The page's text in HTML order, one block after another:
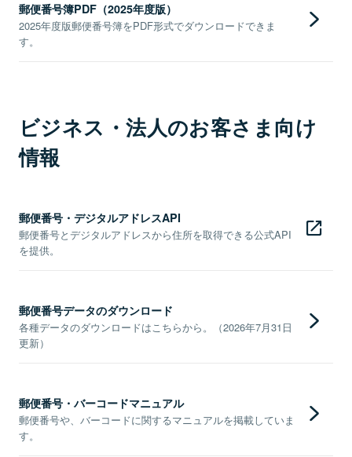
郵便番号簿PDF（2025年度版）
2025年度版郵便番号簿をPDF形式でダウンロードできま
す。
ビジネス・法人のお客さま向け
情報
郵便番号・デジタルアドレスAPI
郵便番号とデジタルアドレスから住所を取得できる公式API
を提供。
郵便番号データのダウンロード
各種データのダウンロードはこちらから。（2026年7月31日
更新）
郵便番号・バーコードマニュアル
郵便番号や、バーコードに関するマニュアルを掲載していま
す。